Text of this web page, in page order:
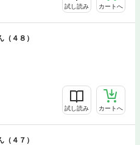
試し読み カートへ
４８）
試し読み カートへ
４７）